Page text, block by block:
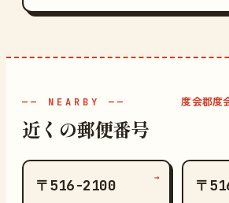
—— NEARBY ——
近くの郵便番号
度会郡度
〒516-2100 → 〒